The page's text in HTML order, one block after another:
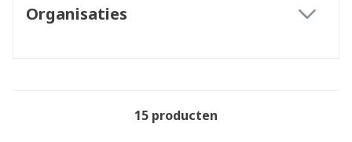
Organisaties
15 producten